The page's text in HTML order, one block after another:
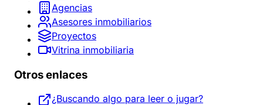
Agencias
Asesores inmobiliarios
Proyectos
Vitrina inmobiliaria
Otros enlaces
¿Buscando algo para leer o jugar?